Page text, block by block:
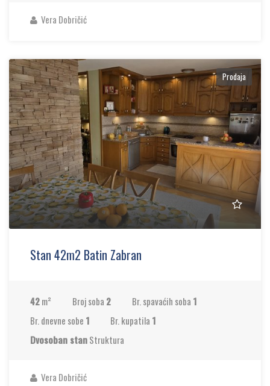
Vera Dobričić
Prodaja
Stan 42m2 Batin Zabran
42m² Broj soba 2 Br. spavaćih soba 1
Br. dnevne sobe 1 Br. kupatila 1
Dvosoban stanStruktura
Vera Dobričić